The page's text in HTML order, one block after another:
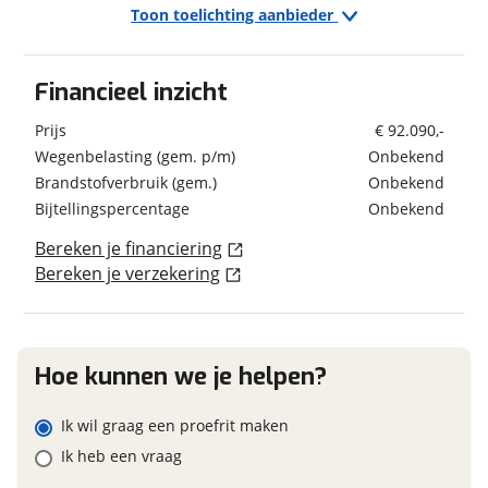
Diesel
Geschiedenis
Datum tenaamstelling
Voertuig heeft
schadeverleden
Voormalig verhuurvoertuig
Prijs
€ 92.090,-
BTW/marge
Financieel inzicht
Prijs
€ 92.090,-
Wegenbelasting (gem. p/m)
Onbekend
Brandstofverbruik (gem.)
Onbekend
Bijtellingspercentage
Onbekend
Bereken je financiering
Bereken je verzekering
Exterieur/Interieur
Bestuurdersdeur
Buitenlamp
Dakluik groot
Elektrische opstap
Hagelbestendig dak
Hordeur
Huishoudaccu Aantal 1
Panoramadak
Raamhor
Verduistering cabine
Toon toelichting aanbieder
Eventuele bijzonderheden (optioneel)
Foto's
Klik hier om foto's te uploaden
Jouw contactgegevens
Naam
Hoe kunnen we je helpen?
Ik wil graag een proefrit maken
Ik heb een vraag